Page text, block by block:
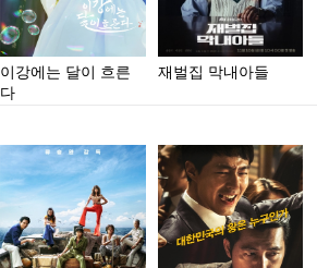
이강에는 달이 흐른
다
재벌집 막내아들